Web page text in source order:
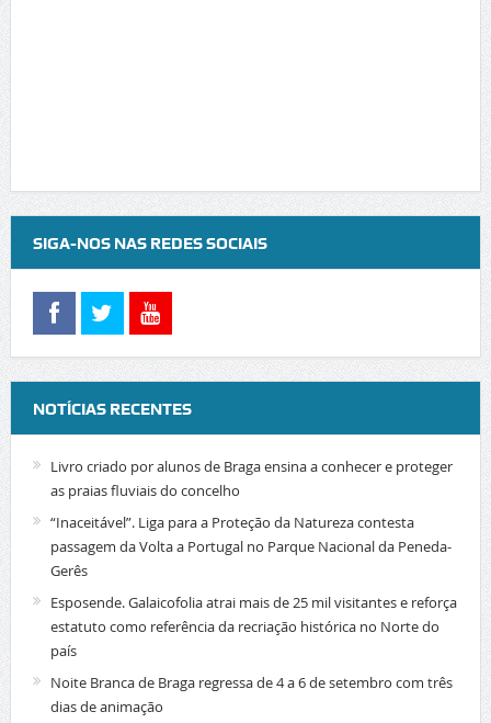
SIGA-NOS NAS REDES SOCIAIS
NOTÍCIAS RECENTES
Livro criado por alunos de Braga ensina a conhecer e proteger
as praias fluviais do concelho
“Inaceitável”. Liga para a Proteção da Natureza contesta
passagem da Volta a Portugal no Parque Nacional da Peneda-
Gerês
Esposende. Galaicofolia atrai mais de 25 mil visitantes e reforça
estatuto como referência da recriação histórica no Norte do
país
Noite Branca de Braga regressa de 4 a 6 de setembro com três
dias de animação